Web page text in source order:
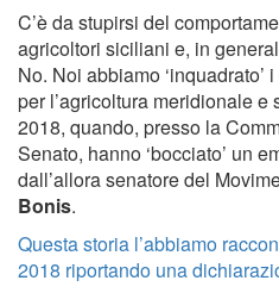
C’è da stupirsi del
agricoltori siciliani e, in
No. Noi abbiamo ‘inquadrato’
per l’agricoltura meridionale
2018, quando, presso la
Senato, hanno ‘bocciato’ un
dall’allora senatore del
Bonis.
Questa storia l’abbiamo
2018 riportando una